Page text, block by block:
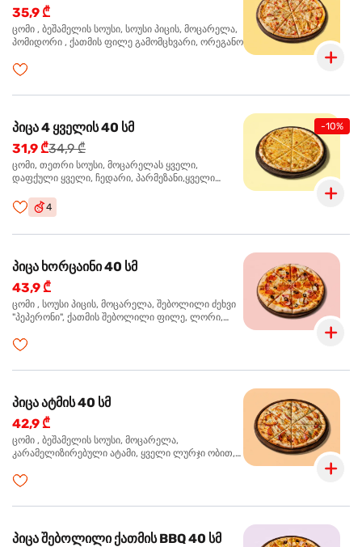
35,9 ₾
ცომი , ბეშამელის სოუსი, სოუსი პიცის, მოცარელა,
პომიდორი , ქათმის ფილე გამომცხვარი, ორეგანო
-10%
პიცა 4 ყველის 40 სმ
31,9 ₾34,9 ₾
ცომი, თეთრი სოუსი, მოცარელას ყველი,
დაფქული ყველი, ჩედარი, პარმეზანი,ყველი
4
პიცა ხორცაინი 40 სმ
43,9 ₾
ცომი , სოუსი პიცის, მოცარელა, შებოლილი ძეხვი
"პეპერონი", ქათმის შებოლილი ფილე, ლორი,
პიცა ატმის 40 სმ
42,9 ₾
ცომი , ბეშამელის სოუსი, მოცარელა,
კარამელიზირებული ატამი, ყველი ლურჯი ობით,
პიცა შებოლილი ქათმის BBQ 40 სმ